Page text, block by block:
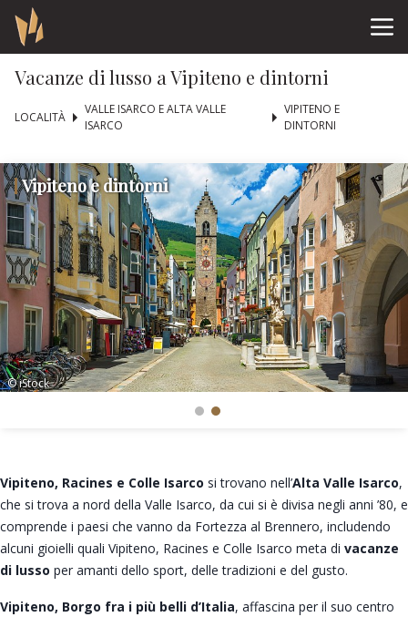
Vacanze di lusso a Vipiteno e dintorni
LOCALITÀ
VALLE ISARCO E ALTA VALLE
ISARCO
VIPITENO E
DINTORNI
Vipiteno e dintorni
© iStock
Vipiteno, Racines e Colle Isarco si trovano nell’Alta Valle Isarco,
che si trova a nord della Valle Isarco, da cui si è divisa negli anni ’80, e
comprende i paesi che vanno da Fortezza al Brennero, includendo
alcuni gioielli quali Vipiteno, Racines e Colle Isarco meta di vacanze
di lusso per amanti dello sport, delle tradizioni e del gusto.
Vipiteno, Borgo fra i più belli d’Italia, affascina per il suo centro